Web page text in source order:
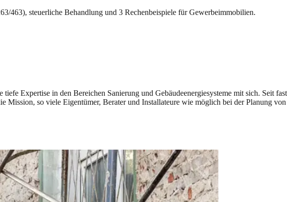
steuerliche Behandlung und 3 Rechenbeispiele für Gewerbeimmobilien.
Expertise in den Bereichen Sanierung und Gebäudeenergiesysteme mit sich. Seit fast
Mission, so viele Eigentümer, Berater und Installateure wie möglich bei der Planung von